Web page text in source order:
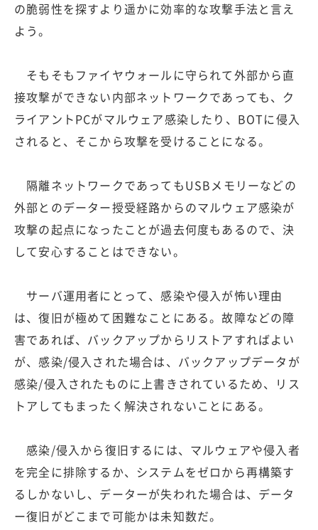
の脆弱性を探すより遥かに効率的な攻撃手法と言え
よう。
そもそもファイヤウォールに守られて外部から直
接攻撃ができない内部ネットワークであっても、ク
ライアントPCがマルウェア感染したり、BOTに侵入
されると、そこから攻撃を受けることになる。
隔離ネットワークであってもUSBメモリーなどの
外部とのデーター授受経路からのマルウェア感染が
攻撃の起点になったことが過去何度もあるので、決
して安心することはできない。
サーバ運用者にとって、感染や侵入が怖い理由
は、復旧が極めて困難なことにある。故障などの障
害であれば、バックアップからリストアすればよい
が、感染/侵入された場合は、バックアップデータが
感染/侵入されたものに上書きされているため、リス
トアしてもまったく解決されないことにある。
感染/侵入から復旧するには、マルウェアや侵入者
を完全に排除するか、システムをゼロから再構築す
るしかないし、データーが失われた場合は、データ
ー復旧がどこまで可能かは未知数だ。